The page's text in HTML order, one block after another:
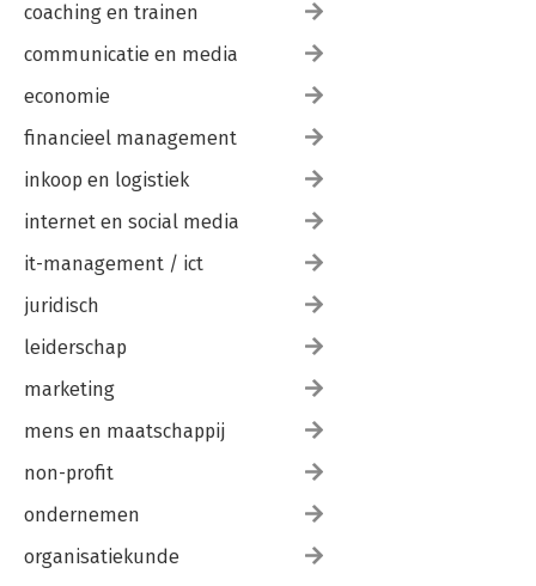
coaching en trainen
communicatie en media
economie
financieel management
inkoop en logistiek
internet en social media
it-management / ict
juridisch
leiderschap
marketing
mens en maatschappij
non-profit
ondernemen
organisatiekunde